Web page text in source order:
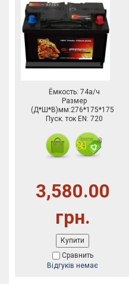
Ёмкость: 74а/ч
Размер
(Д*Ш*В)мм:276*175*175
Пуск. ток EN: 720
3,580.00
грн.
Купити
Сравнить
Відгуків немає